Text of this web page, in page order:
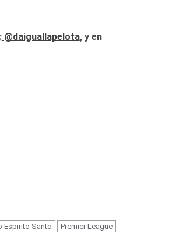
@daiguallapelota, y en
Espirito Santo
Premier League